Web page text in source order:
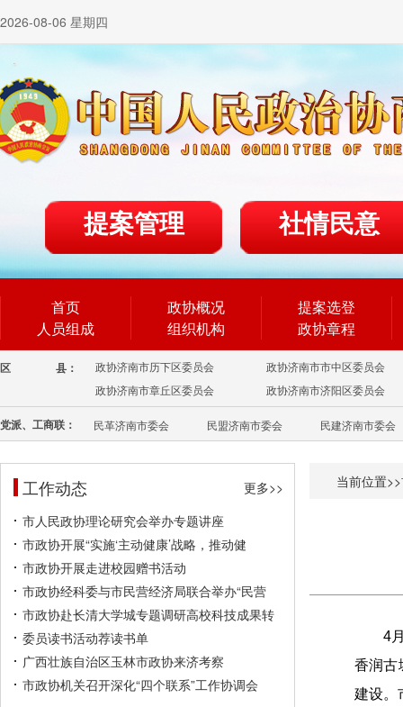
2026-08-06 星期四
提案管理 社情民意
首页
人员组成
政协概况
组织机构
提案选登
政协章程
区 县： 政协济南市历下区委员会
政协济南市市中区委员会
政协济南市章丘区委员会
政协济南市济阳区委员会
党派、工商联： 民革济南市委会 民盟济南市委会 民建济南市委会
工作动态
更多>>
市人民政协理论研究会举办专题讲座
市政协开展“实施‘主动健康’战略，推动健
市政协开展走进校园赠书活动
市政协经科委与市民营经济局联合举办“民营
市政协赴长清大学城专题调研高校科技成果转
委员读书活动荐读书单
广西壮族自治区玉林市政协来济考察
市政协机关召开深化“四个联系”工作协调会
当前位置>>
4
香润古
建设。